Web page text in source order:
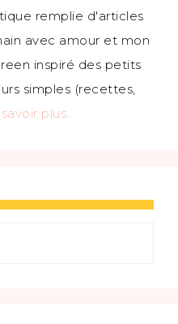
remplie d'articles
avec amour et mon
inspiré des petits
simples (recettes,
plus…